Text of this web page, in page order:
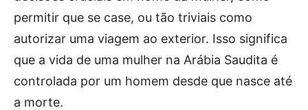
permitir que se case, ou tão triviais como
autorizar uma viagem ao exterior. Isso significa
que a vida de uma mulher na Arábia Saudita é
controlada por um homem desde que nasce até
a morte.